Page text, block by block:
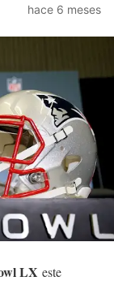
hace 6 meses
LX este